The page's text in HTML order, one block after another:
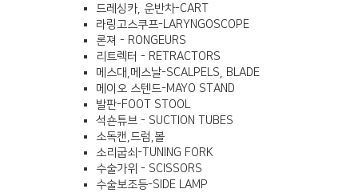
드레싱카, 운반차-CART
라링고스쿠프-LARYNGOSCOPE
론져 - RONGEURS
리트렉터 - RETRACTORS
메스대,메스날-SCALPELS, BLADE
메이오 스텐드-MAYO STAND
발판-FOOT STOOL
석숀튜브 - SUCTION TUBES
소독캔,드럼,볼
소리굽쇠-TUNING FORK
수술가위 - SCISSORS
수술보조등-SIDE LAMP